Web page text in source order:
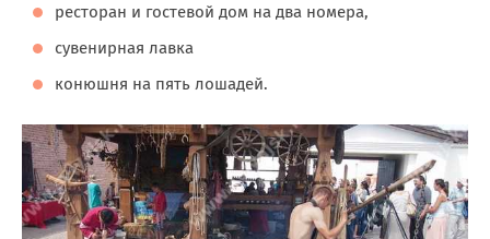
ресторан и гостевой дом на два номера,
сувенирная лавка
конюшня на пять лошадей.